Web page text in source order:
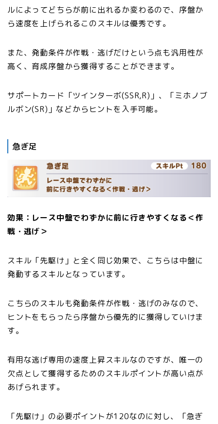
ルによってどちらが前に出れるか変わるので、序盤か
ら速度を上げられるこのスキルは優秀です。
また、発動条件が作戦・逃げだけという点も汎用性が
高く、育成序盤から獲得することができます。
サポートカード「ツインターボ(SSR,R)」、「ミホノブ
ルボン(SR)」などからヒントを入手可能。
急ぎ足
効果：レース中盤でわずかに前に行きやすくなる＜作
戦・逃げ＞
スキル「先駆け」と全く同じ効果で、こちらは中盤に
発動するスキルとなっています。
こちらのスキルも発動条件が作戦・逃げのみなので、
ヒントをもらったら序盤から優先的に獲得していけま
す。
有用な逃げ専用の速度上昇スキルなのですが、唯一の
欠点として獲得するためのスキルポイントが高い点が
あげられます。
「先駆け」の必要ポイントが120なのに対し、「急ぎ